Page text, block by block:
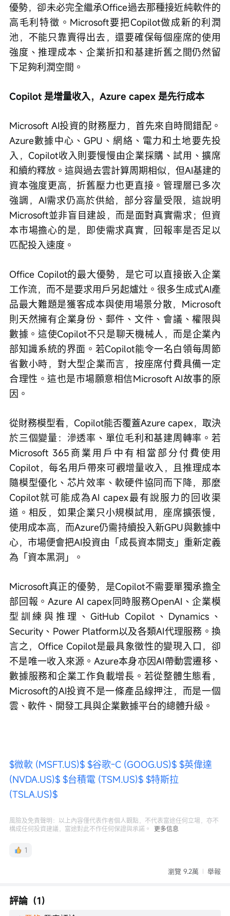
優勢，卻未必完全繼承Office過去那種接近純軟件的
高毛利特徵。Microsoft要把Copilot做成新的利潤
池，不能只靠賣得出去，還要確保每個座席的使用
強度、推理成本、企業折扣和基建折舊之間仍然留
下足夠利潤空間。
Copilot 是增量收入，Azure capex 是先行成本
Microsoft AI投資的財務壓力，首先來自時間錯配。
Azure數據中心、GPU、網絡、電力和土地要先投
入，Copilot收入則要慢慢由企業採購、試用、擴席
和續約釋放。這與過去雲計算周期相似，但AI基建的
資本強度更高，折舊壓力也更直接。管理層已多次
強調，AI需求仍高於供給，部分容量受限，這說明
Microsoft並非盲目建設，而是面對真實需求；但資
本市場擔心的是，即使需求真實，回報率是否足以
匹配投入速度。
Office Copilot的最大優勢，是它可以直接嵌入企業
工作流，而不是要求用戶另起爐灶。很多生成式AI產
品最大難題是獲客成本與使用場景分散，Microsoft
則天然擁有企業身份、郵件、文件、會議、權限與
數據。這使Copilot不只是聊天機械人，而是企業內
部知識系統的界面。若Copilot能令一名白領每周節
省數小時，對大型企業而言，按座席付費具備一定
合理性。這也是市場願意相信Microsoft AI故事的原
因。
從財務模型看，Copilot能否覆蓋Azure capex，取決
於三個變量：滲透率、單位毛利和基建周轉率。若
Microsoft 365商業用戶中有相當部分付費使用
Copilot，每名用戶帶來可觀增量收入，且推理成本
隨模型優化、芯片效率、軟硬件協同而下降，那麼
Copilot就可能成為AI capex最有說服力的回收渠
道。相反，如果企業只小規模試用，座席擴張慢，
使用成本高，而Azure仍需持續投入新GPU與數據中
心，市場便會把AI投資由「成長資本開支」重新定義
為「資本黑洞」。
Microsoft真正的優勢，是Copilot不需要單獨承擔全
部回報。Azure AI capex同時服務OpenAI、企業模
型訓練與推理、GitHub Copilot、Dynamics、
Security、Power Platform以及各類AI代理服務。換
言之，Office Copilot是最具象徵性的變現入口，卻
不是唯一收入來源。Azure本身亦因AI帶動雲遷移、
數據服務和企業工作負載增長。若從整體生態看，
Microsoft的AI投資不是一條產品線押注，而是一個
雲、軟件、開發工具與企業數據平台的總體升級。
$微軟 (MSFT.US)$ $谷歌-C (GOOG.US)$ $英偉達
(NVDA.US)$ $台積電 (TSM.US)$ $特斯拉
(TSLA.US)$
風險及免責聲明：以上內容僅代表作者個人觀點，不代表富途任何立場，亦不
構成任何投資建議，富途對此不作任何保證與承諾。
更多信息
1
瀏覽 9.2萬 舉報
評論（1）